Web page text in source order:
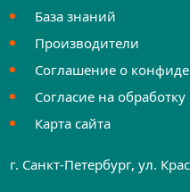
База знаний
Производители
Соглашение о
Согласие на
Карта сайта
г. Санкт-Петербург, ул.